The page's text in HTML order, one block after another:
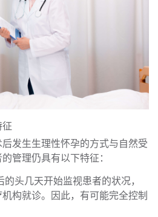
发生生理性怀孕的方式与自然受
管理仍具有以下特征：
头几天开始监视患者的状况，
构就诊。因此，有可能完全控制